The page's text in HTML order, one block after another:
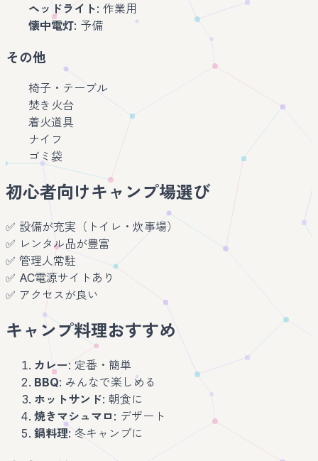
ヘッドライト: 作業用
懐中電灯: 予備
その他
椅子・テーブル
焚き火台
着火道具
ナイフ
ゴミ袋
初心者向けキャンプ場選び
✅ 設備が充実（トイレ・炊事場）
✅ レンタル品が豊富
✅ 管理人常駐
✅ AC電源サイトあり
✅ アクセスが良い
キャンプ料理おすすめ
カレー: 定番・簡単
BBQ: みんなで楽しめる
ホットサンド: 朝食に
焼きマシュマロ : デザート
鍋料理: 冬キャンプに